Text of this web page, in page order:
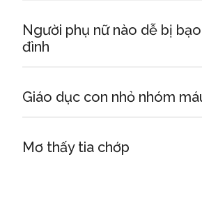
Người phụ nữ nào dễ bị
đình
Giáo dục con nhỏ nhóm
Mơ thấy tia chớp